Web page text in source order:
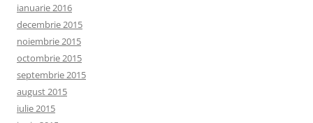
ianuarie 2016
decembrie 2015
noiembrie 2015
octombrie 2015
septembrie 2015
august 2015
iulie 2015